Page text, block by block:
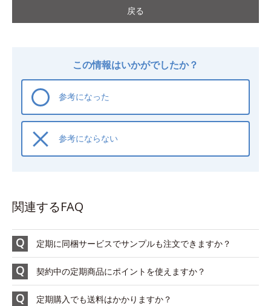
戻る
この情報はいかがでしたか？
参考になった
参考にならない
関連するFAQ
定期に同梱サービスでサンプルも注文できますか？
契約中の定期商品にポイントを使えますか？
定期購入でも送料はかかりますか？